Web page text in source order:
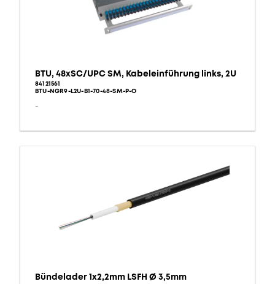
BTU, 48xSC/UPC SM, Kabeleinführung links, 2U
84121561
BTU-NGR9-L2U-B1-70-48-SM-P-O
-
Bündelader 1x2,2mm LSFH Ø 3,5mm